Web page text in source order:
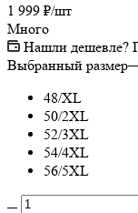
1 999 ₽/шт
Много
Нашли дешевле?
Выбранный размер
48/XL
50/2XL
52/3XL
54/4XL
56/5XL